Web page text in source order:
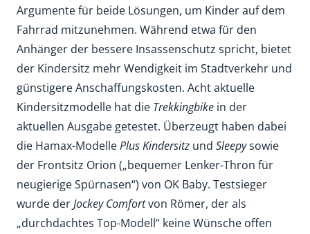
Argumente für beide Lösungen, um Kinder auf dem
Fahrrad mitzunehmen. Während etwa für den
Anhänger der bessere Insassenschutz spricht, bietet
der Kindersitz mehr Wendigkeit im Stadtverkehr und
günstigere Anschaffungskosten. Acht aktuelle
Kindersitzmodelle hat die Trekkingbike in der
aktuellen Ausgabe getestet. Überzeugt haben dabei
die Hamax-ModellePlus Kindersitz und Sleepysowie
der Frontsitz Orion („bequemer Lenker-Thron für
neugierige Spürnasen“) von OK Baby. Testsieger
wurde derJockey Comfortvon Römer, der als
„durchdachtes Top-Modell“ keine Wünsche offen